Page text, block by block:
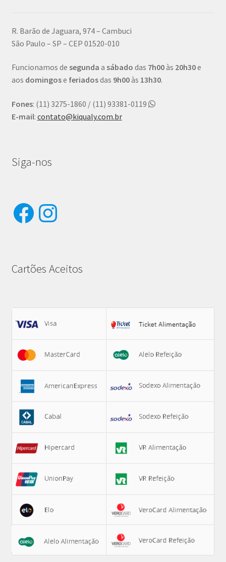
R. Barão de Jaguara, 974 – Cambuci
São Paulo – SP – CEP 01520-010
Funcionamos de segunda a sábado das 7h00às 20h30e
aos domingose feriadosdas 9h00às 13h30.
Fones: (11) 3275-1860 / (11) 93381-0119
E-mail: contato@kiqualy.com.br
Siga-nos
Facebook
Instagram
Cartões Aceitos